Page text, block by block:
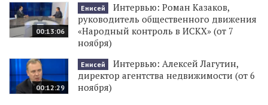
00:13:06
Енисей
Интервью: Роман Казаков,
руководитель общественного движения
«Народный контроль в ИСКХ» (от 7
ноября)
00:12:29
Енисей
Интервью: Алексей Лагутин,
директор агентства недвижимости (от 6
ноября)